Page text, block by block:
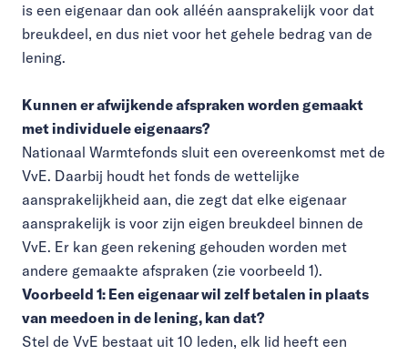
is een eigenaar dan ook alléén aansprakelijk voor dat
breukdeel, en dus niet voor het gehele bedrag van de
lening.
Kunnen er afwijkende afspraken worden gemaakt
met individuele eigenaars?
Nationaal Warmtefonds sluit een overeenkomst met de
VvE. Daarbij houdt het fonds de wettelijke
aansprakelijkheid aan, die zegt dat elke eigenaar
aansprakelijk is voor zijn eigen breukdeel binnen de
VvE. Er kan geen rekening gehouden worden met
andere gemaakte afspraken (zie voorbeeld 1).
Voorbeeld 1: Een eigenaar wil zelf betalen in plaats
van meedoen in de lening, kan dat?
Stel de VvE bestaat uit 10 leden, elk lid heeft een